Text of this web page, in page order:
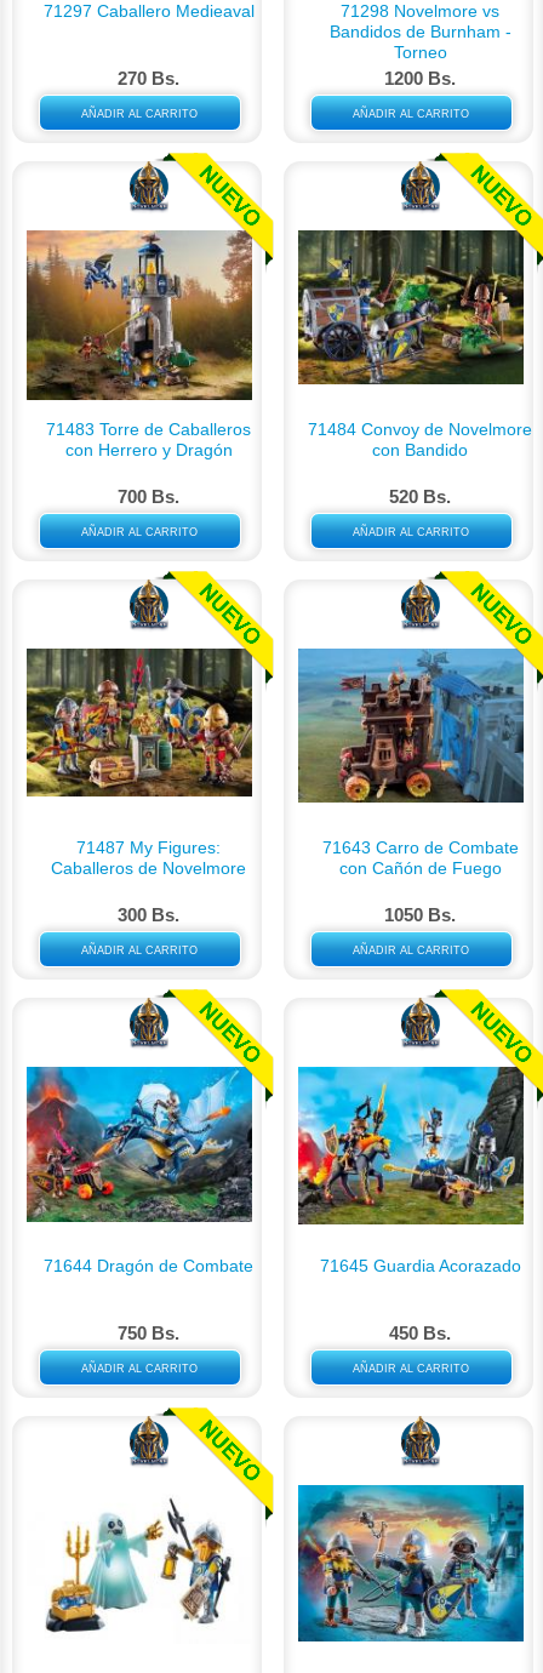
71297 Caballero Medieaval
270 Bs.
AÑADIR AL CARRITO
71298 Novelmore vs
Bandidos de Burnham -
Torneo
1200 Bs.
AÑADIR AL CARRITO
71483 Torre de Caballeros
con Herrero y Dragón
700 Bs.
AÑADIR AL CARRITO
71484 Convoy de Novelmore
con Bandido
520 Bs.
AÑADIR AL CARRITO
71487 My Figures:
Caballeros de Novelmore
300 Bs.
AÑADIR AL CARRITO
71643 Carro de Combate
con Cañón de Fuego
1050 Bs.
AÑADIR AL CARRITO
71644 Dragón de Combate
750 Bs.
AÑADIR AL CARRITO
71645 Guardia Acorazado
450 Bs.
AÑADIR AL CARRITO